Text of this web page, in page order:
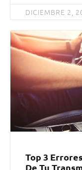
DICIEMBRE 2,
Top 3
De Tu